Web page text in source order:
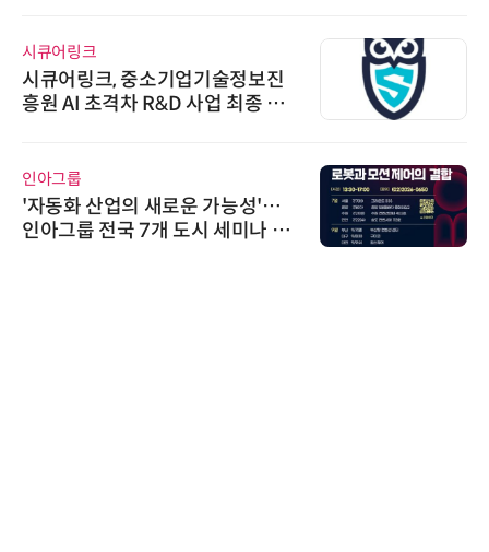
시큐어링크
시큐어링크, 중소기업기술정보진
흥원 AI 초격차 R&D 사업 최종 선
인아그룹
'자동화 산업의 새로운 가능성'…
인아그룹 전국 7개 도시 세미나 페